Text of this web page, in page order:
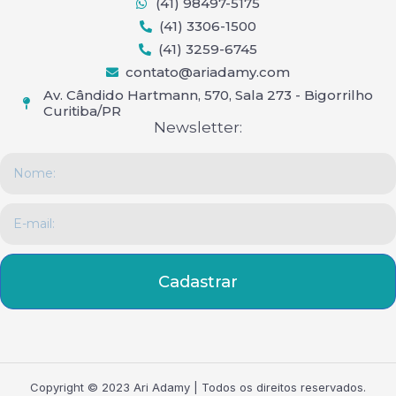
(41) 3306-1500
(41) 3259-6745
contato@ariadamy.com
Av. Cândido Hartmann, 570, Sala 273 - Bigorrilho
Curitiba/PR
Newsletter:
Cadastrar
Copyright © 2023 Ari Adamy | Todos os direitos reservados.